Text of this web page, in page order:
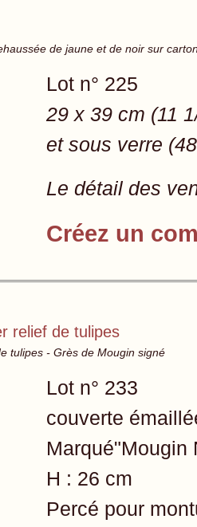
de jaune et de noir sur
Lot n° 225
29 x 39 cm (11
et sous verre
Le détail des
Créez un
relief de tulipes
tulipes - Grès de Mougin signé
Lot n° 233
couverte
Marqué"Mougin
H : 26 cm
Percé pour